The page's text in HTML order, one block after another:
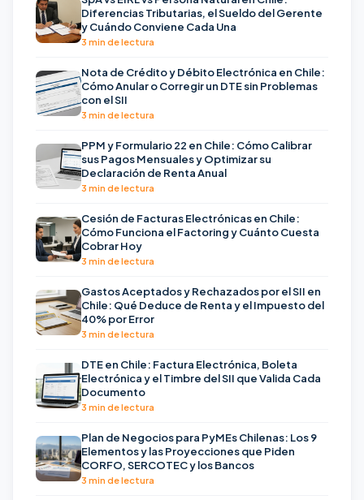
Diferencias Tributarias, el Sueldo del Gerente
y Cuándo Conviene Cada Una
3 min de lectura
Nota de Crédito y Débito Electrónica en Chile:
Cómo Anular o Corregir un DTE sin Problemas
con el SII
3 min de lectura
PPM y Formulario 22 en Chile: Cómo Calibrar
sus Pagos Mensuales y Optimizar su
Declaración de Renta Anual
3 min de lectura
Cesión de Facturas Electrónicas en Chile:
Cómo Funciona el Factoring y Cuánto Cuesta
Cobrar Hoy
3 min de lectura
Gastos Aceptados y Rechazados por el SII en
Chile: Qué Deduce de Renta y el Impuesto del
40% por Error
3 min de lectura
DTE en Chile: Factura Electrónica, Boleta
Electrónica y el Timbre del SII que Valida Cada
Documento
3 min de lectura
Plan de Negocios para PyMEs Chilenas: Los 9
Elementos y las Proyecciones que Piden
CORFO, SERCOTEC y los Bancos
3 min de lectura